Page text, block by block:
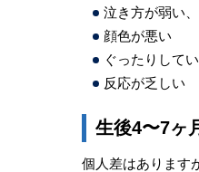
泣き方が弱い
顔色が悪い
ぐったりして
反応が乏しい
生後4〜7ヶ
個人差はあります